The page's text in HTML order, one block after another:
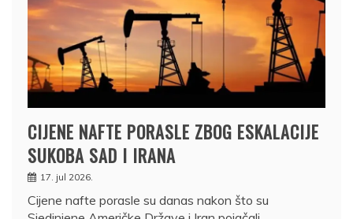
CIJENE NAFTE PORASLE ZBOG ESKALACIJE
SUKOBA SAD I IRANA
17. jul 2026.
Cijene nafte porasle su danas nakon što su